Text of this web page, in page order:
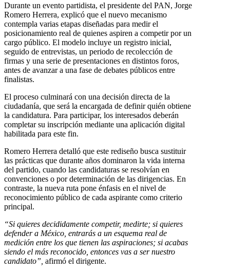
Durante un evento partidista, el presidente del PAN, Jorge
Romero Herrera, explicó que el nuevo mecanismo
contempla varias etapas diseñadas para medir el
posicionamiento real de quienes aspiren a competir por un
cargo público. El modelo incluye un registro inicial,
seguido de entrevistas, un periodo de recolección de
firmas y una serie de presentaciones en distintos foros,
antes de avanzar a una fase de debates públicos entre
finalistas.
El proceso culminará con una decisión directa de la
ciudadanía, que será la encargada de definir quién obtiene
la candidatura. Para participar, los interesados deberán
completar su inscripción mediante una aplicación digital
habilitada para este fin.
Romero Herrera detalló que este rediseño busca sustituir
las prácticas que durante años dominaron la vida interna
del partido, cuando las candidaturas se resolvían en
convenciones o por determinación de las dirigencias. En
contraste, la nueva ruta pone énfasis en el nivel de
reconocimiento público de cada aspirante como criterio
principal.
“Si quieres decididamente competir, medirte; si quieres
defender a México, entrarás a un esquema real de
medición entre los que tienen las aspiraciones; si acabas
siendo el más reconocido, entonces vas a ser nuestro
candidato”, afirmó el dirigente.